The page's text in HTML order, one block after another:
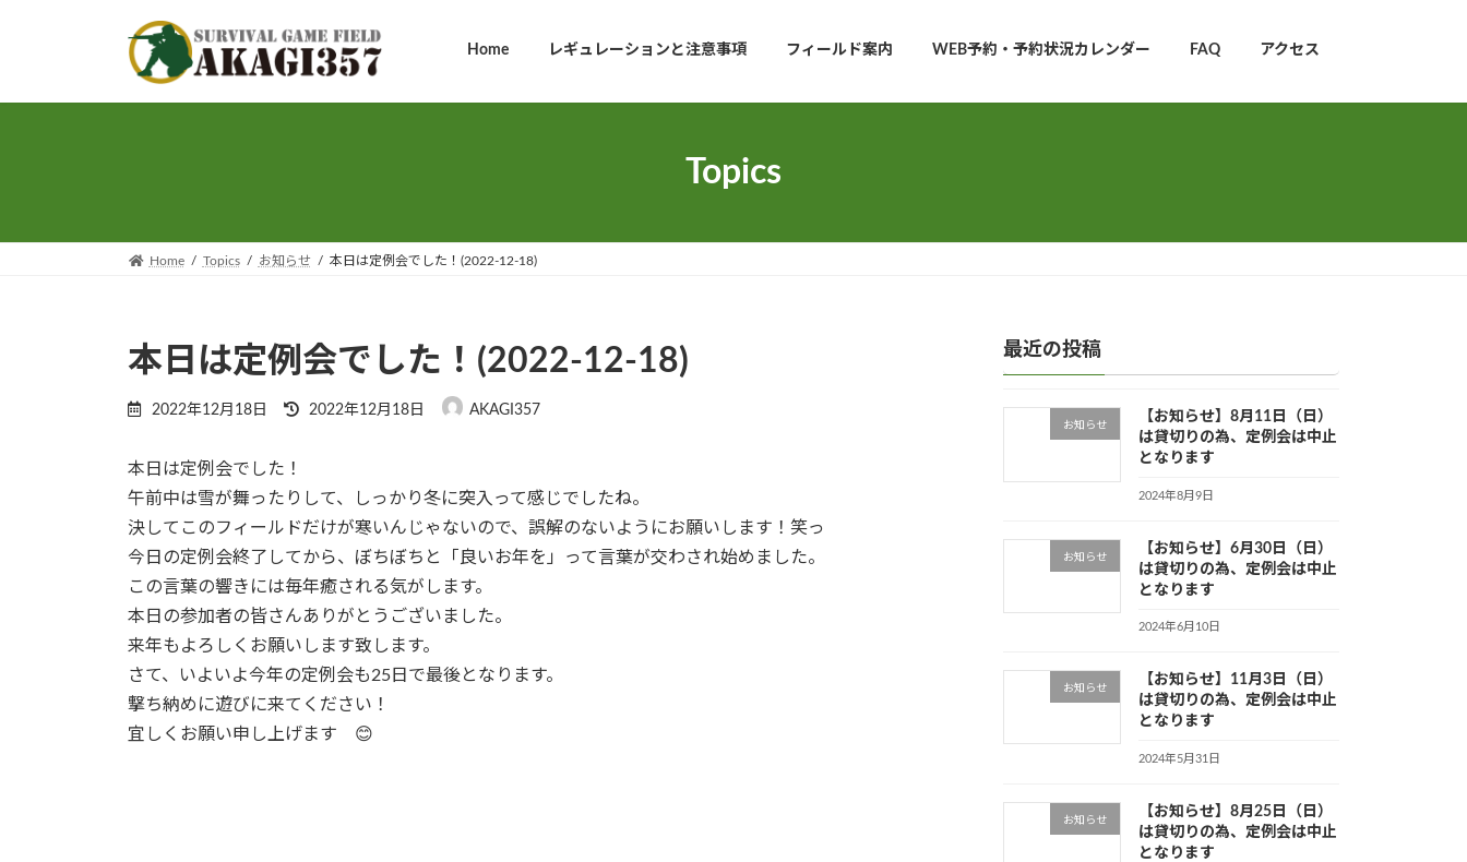
Home レギュレーションと注意事項 フィールド案内 WEB予約・予約状況カレンダー FAQ アクセス
Topics
Home Topics お知らせ 本日は定例会でした！(2022-12-18)
本日は定例会でした！(2022-12-18)
2022年12月18日
最
日
時
:
2022年12月18日 AKAGI357
本日は定例会でした！
午前中は雪が舞ったりして、しっかり冬に突入って感じでしたね。
決してこのフィールドだけが寒いんじゃないので、誤解のないようにお願いします！笑っ
今日の定例会終了してから、ぼちぼちと「良いお年を」って言葉が交わされ始めました。
この言葉の響きには毎年癒される気がします。
本日の参加者の皆さんありがとうございました。
来年もよろしくお願いします致します。
さて、いよいよ今年の定例会も25日で最後となります。
撃ち納めに遊びに来てください！
宜しくお願い申し上げます 😊
最近の投稿
お知らせ
【お知らせ】8月11日（日）
は貸切りの為、定例会は中止
となります
2024年8月9日
お知らせ
【お知らせ】6月30日（日）
は貸切りの為、定例会は中止
となります
2024年6月10日
お知らせ
【お知らせ】11月3日（日）
は貸切りの為、定例会は中止
となります
2024年5月31日
お知らせ
【お知らせ】8月25日（日）
は貸切りの為、定例会は中止
となります